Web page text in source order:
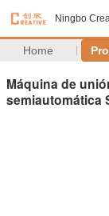
Ningbo
Home
Máquina de
semiautomática